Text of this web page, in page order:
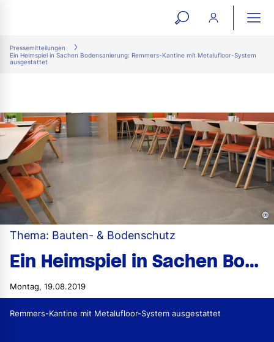
open
Pressemitteilungen
Ein Heimspiel in Sachen Bodensanierung: Remmers-Kantine mit Metalufloor-System
ausgestattet
©
Thema: Bauten- & Bodenschutz
Ein Heimspiel in Sachen Bodensanierung
Montag, 19.08.2019
Remmers-Kantine mit Metalufloor-System ausgestattet